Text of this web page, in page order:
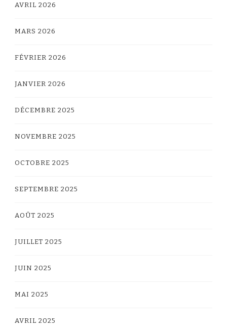
AVRIL 2026
MARS 2026
FÉVRIER 2026
JANVIER 2026
DÉCEMBRE 2025
NOVEMBRE 2025
OCTOBRE 2025
SEPTEMBRE 2025
AOÛT 2025
JUILLET 2025
JUIN 2025
MAI 2025
AVRIL 2025